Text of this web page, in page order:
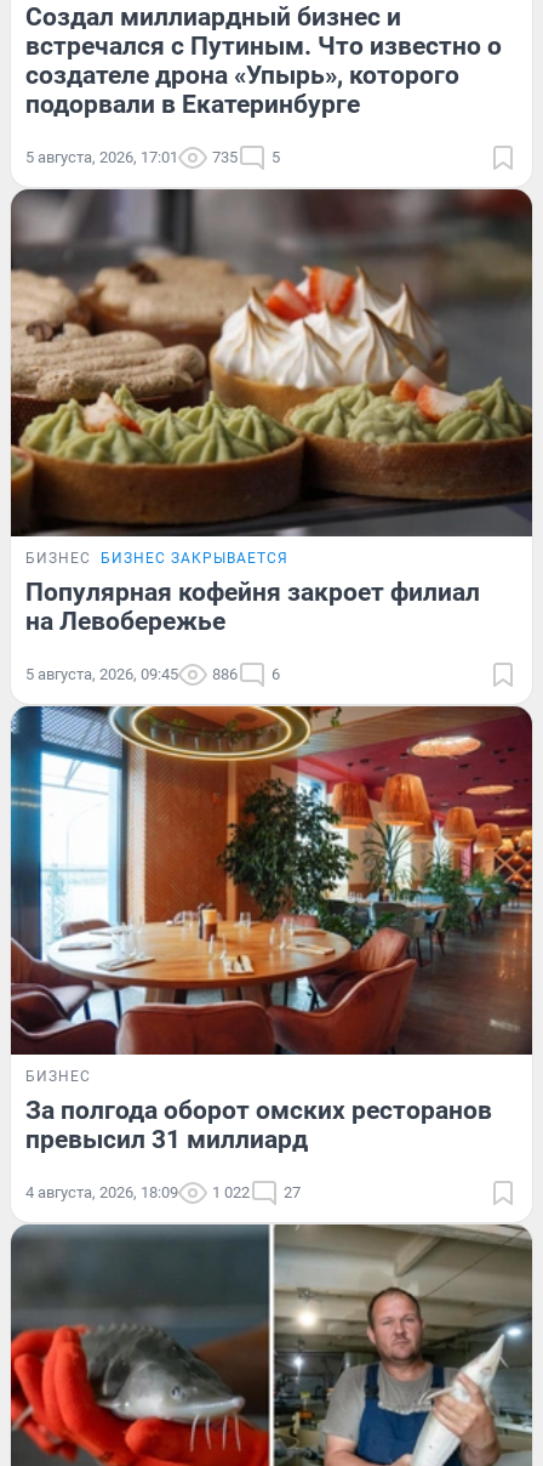
Создал миллиардный бизнес и
встречался с Путиным. Что известно о
создателе дрона «Упырь», которого
подорвали в Екатеринбурге
5 августа, 2026, 17:01 735 5
БИЗНЕС БИЗНЕС ЗАКРЫВАЕТСЯ
Популярная кофейня закроет филиал
на Левобережье
5 августа, 2026, 09:45 886 6
БИЗНЕС
За полгода оборот омских ресторанов
превысил 31 миллиард
4 августа, 2026, 18:09 1 022 27